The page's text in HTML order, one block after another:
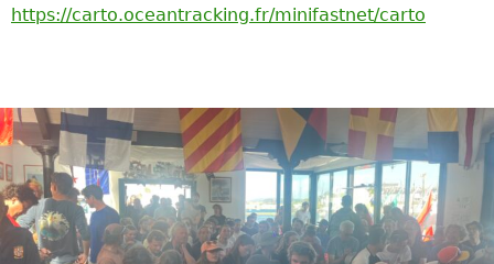
https://carto.oceantracking.fr/minifastnet/carto